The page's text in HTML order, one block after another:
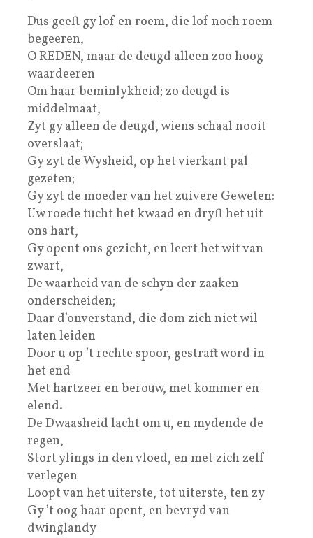
Dus geeft gy lof en roem, die lof noch roem
begeeren,
O REDEN, maar de deugd alleen zoo hoog
waardeeren
Om haar beminlykheid; zo deugd is
middelmaat,
Zyt gy alleen de deugd, wiens schaal nooit
overslaat;
Gy zyt de Wysheid, op het vierkant pal
gezeten;
Gy zyt de moeder van het zuivere Geweten:
Uw roede tucht het kwaad en dryft het uit
ons hart,
Gy opent ons gezicht, en leert het wit van
zwart,
De waarheid van de schyn der zaaken
onderscheiden;
Daar d’onverstand, die dom zich niet wil
laten leiden
Door u op ’t rechte spoor, gestraft word in
het end
Met hartzeer en berouw, met kommer en
elend.
De Dwaasheid lacht om u, en mydende de
regen,
Stort ylings in den vloed, en met zich zelf
verlegen
Loopt van het uiterste, tot uiterste, ten zy
Gy ’t oog haar opent, en bevryd van
dwinglandy